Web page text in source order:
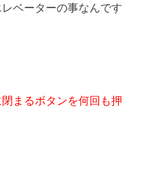
ベーターの事なんです
まるボタンを何回も押